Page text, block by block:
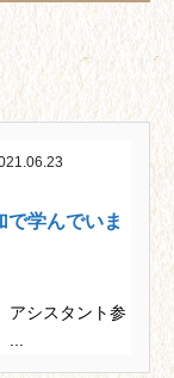
で学んでいま
アシスタント参